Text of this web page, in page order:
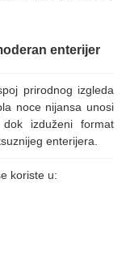
enterijer
prirodnog izgleda
noce nijansa unosi
izduženi format
enterijera.
koriste u: